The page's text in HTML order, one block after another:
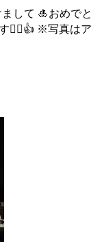
して 🎍おめでと
🙇‍♂️👍 ※写真はア